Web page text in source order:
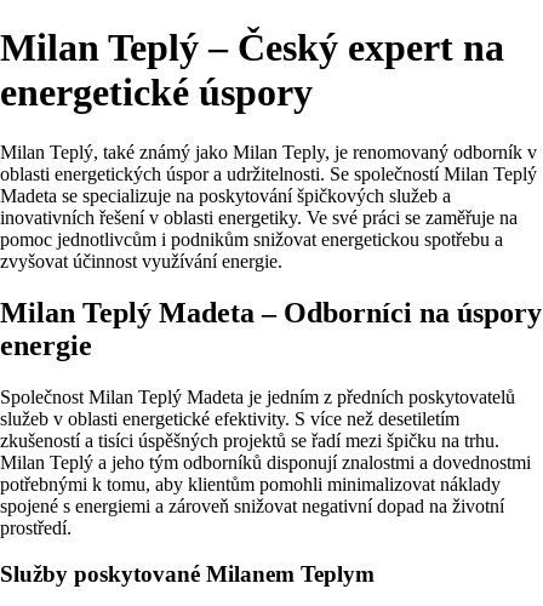
Milan Teplý – Český expert na
energetické úspory
Milan Teplý, také známý jako Milan Teply, je renomovaný odborník v
oblasti energetických úspor a udržitelnosti. Se společností Milan Teplý
Madeta se specializuje na poskytování špičkových služeb a
inovativních řešení v oblasti energetiky. Ve své práci se zaměřuje na
pomoc jednotlivcům i podnikům snižovat energetickou spotřebu a
zvyšovat účinnost využívání energie.
Milan Teplý Madeta – Odborníci na úspory
energie
Společnost Milan Teplý Madeta je jedním z předních poskytovatelů
služeb v oblasti energetické efektivity. S více než desetiletím
zkušeností a tisíci úspěšných projektů se řadí mezi špičku na trhu.
Milan Teplý a jeho tým odborníků disponují znalostmi a dovednostmi
potřebnými k tomu, aby klientům pomohli minimalizovat náklady
spojené s energiemi a zároveň snižovat negativní dopad na životní
prostředí.
Služby poskytované Milanem Teplym